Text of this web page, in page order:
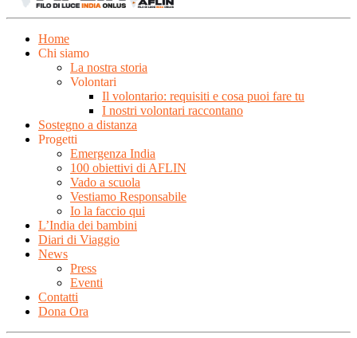
Home
Chi siamo
La nostra storia
Volontari
Il volontario: requisiti e cosa puoi fare tu
I nostri volontari raccontano
Sostegno a distanza
Progetti
Emergenza India
100 obiettivi di AFLIN
Vado a scuola
Vestiamo Responsabile
Io la faccio qui
L’India dei bambini
Diari di Viaggio
News
Press
Eventi
Contatti
Dona Ora